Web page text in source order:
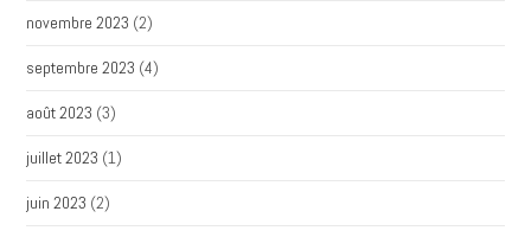
novembre 2023 (2)
septembre 2023 (4)
août 2023 (3)
juillet 2023 (1)
juin 2023 (2)